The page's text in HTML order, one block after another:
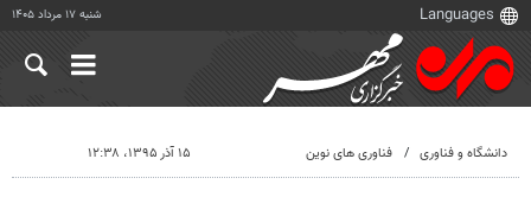
شنبه ۱۷ مرداد ۱۴۰۵
دانشگاه و فناوری فناوری های نوین ۱۵ آذر ۱۳۹۵، ۱۲:۳۸